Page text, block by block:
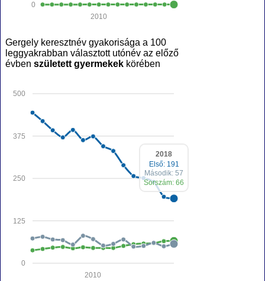
0
2010
Gergely keresztnév gyakorisága a 100
leggyakrabban választott utónév az előző
évben született gyermekek körében
0
125
250
375
500
2010
2018
Első: 191
Második: 57
Sorszám: 66